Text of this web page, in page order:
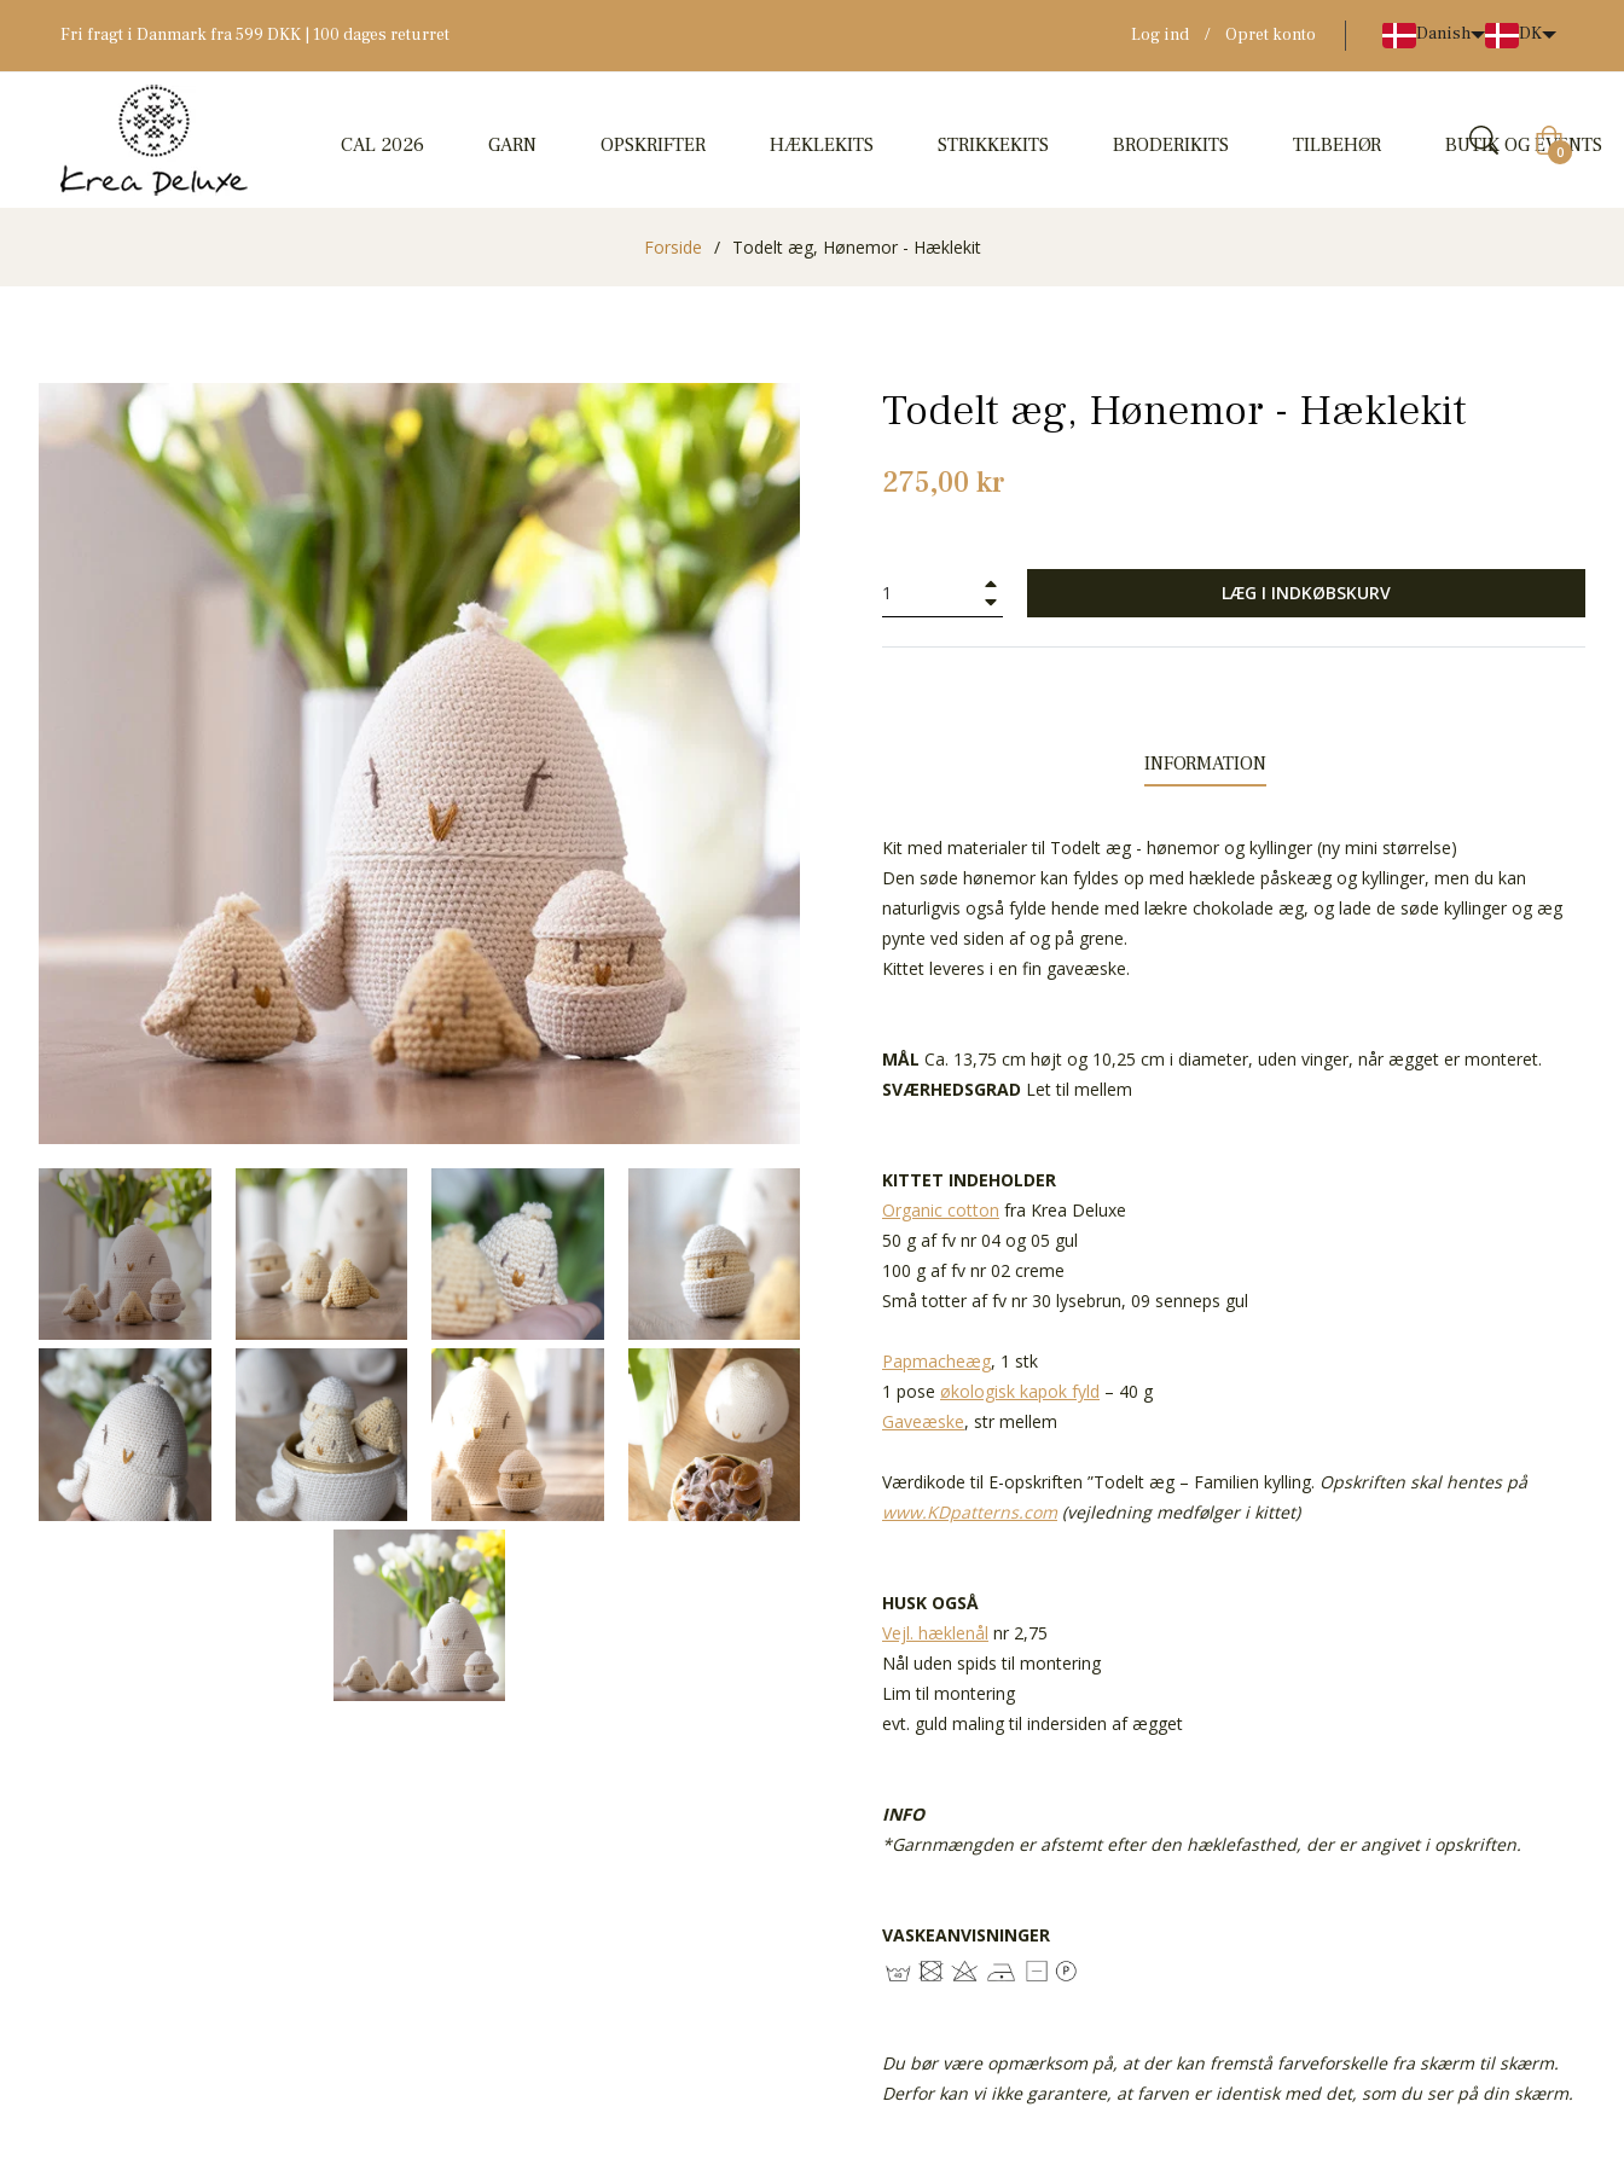
Fri fragt i Danmark fra 599 DKK | 100 dages returret Log ind / Opret konto Danish DK
CAL 2026 GARN OPSKRIFTER HÆKLEKITS STRIKKEKITS BRODERIKITS TILBEHØR BUTIK OG EVENTS
0
Forside / Todelt æg, Hønemor - Hæklekit
Todelt æg, Hønemor - Hæklekit
Normalpris
275,00 kr
LÆG I INDKØBSKURV
INFORMATION
Kit med materialer til Todelt æg - hønemor og kyllinger (ny mini størrelse)
Den søde hønemor kan fyldes op med hæklede påskeæg og kyllinger, men du kan
naturligvis også fylde hende med lækre chokolade æg, og lade de søde kyllinger og æg
pynte ved siden af og på grene.
Kittet leveres i en fin gaveæske.
MÅL Ca. 13,75 cm højt og 10,25 cm i diameter, uden vinger, når ægget er monteret.
SVÆRHEDSGRAD Let til mellem
KITTET INDEHOLDER
Organic cotton fra Krea Deluxe
50 g af fv nr 04 og 05 gul
100 g af fv nr 02 creme
Små totter af fv nr 30 lysebrun, 09 senneps gul
Papmacheæg, 1 stk
1 pose økologisk kapok fyld – 40 g
Gaveæske, str mellem
Værdikode til E-opskriften ”Todelt æg – Familien kylling. Opskriften skal hentes på
www.KDpatterns.com (vejledning medfølger i kittet)
HUSK OGSÅ
Vejl. hæklenål nr 2,75
Nål uden spids til montering
Lim til montering
evt. guld maling til indersiden af ægget
INFO
*Garnmængden er afstemt efter den hæklefasthed, der er angivet i opskriften.
VASKEANVISNINGER
Du bør være opmærksom på, at der kan fremstå farveforskelle fra skærm til skærm.
Derfor kan vi ikke garantere, at farven er identisk med det, som du ser på din skærm.